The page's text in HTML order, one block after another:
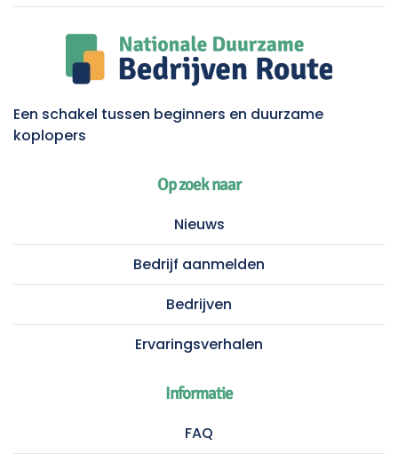
Een schakel tussen beginners en duurzame
koplopers
Op zoek naar
Nieuws
Bedrijf aanmelden
Bedrijven
Ervaringsverhalen
Informatie
FAQ